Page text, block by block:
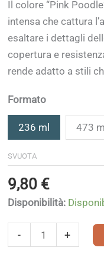
Il colore “Pink
intensa che cattura
esaltare i dettagli
copertura e
rende adatto a stili
Formato
236 ml 473
SVUOTA
9,80 €
Disponibilità:
-
Poodle
+